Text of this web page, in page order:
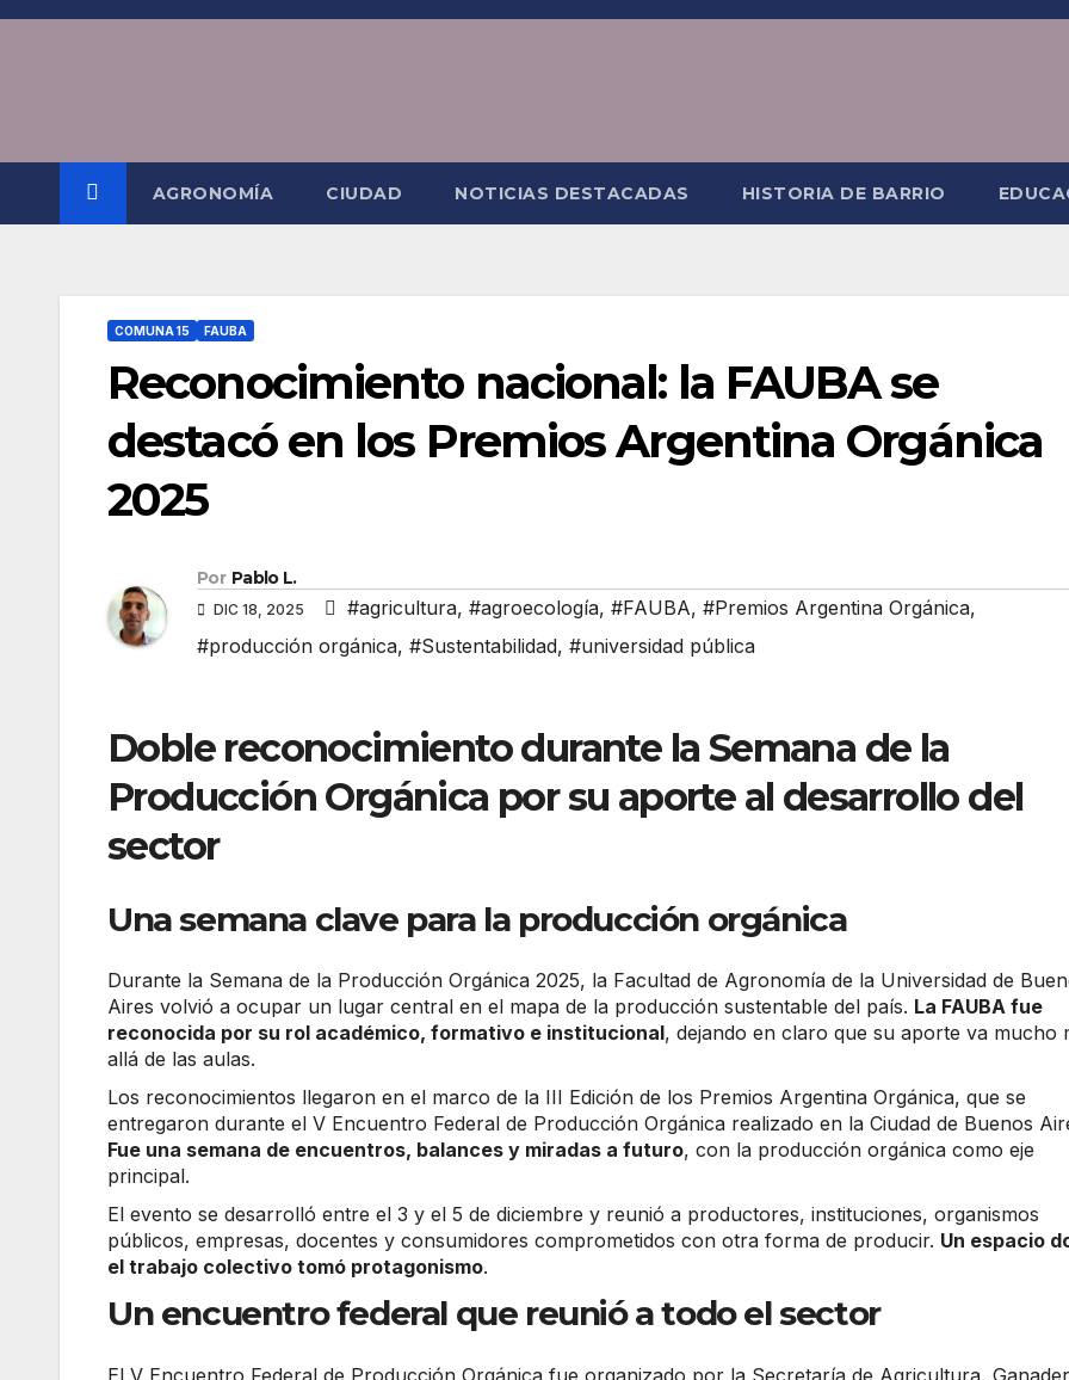
Saltar
AGRONOMÍA CIUDAD NOTICIAS DESTACADAS HISTORIA DE BARRIO
COMUNA 15 FAUBA
Reconocimiento nacional: la FAUBA se
destacó en los Premios Argentina Orgánica
2025
Por Pablo L.
DIC 18, 2025 #agricultura, #agroecología, #FAUBA, #Premios Argentina Orgánica,
#producción orgánica, #Sustentabilidad, #universidad pública
Doble reconocimiento durante la Semana de la
Producción Orgánica por su aporte al desarrollo del
sector
Una semana clave para la producción orgánica
Durante la Semana de la Producción Orgánica 2025, la Facultad de Agronomía de la Universidad de
Aires volvió a ocupar un lugar central en el mapa de la producción sustentable del país. La FAUBA fue
reconocida por su rol académico, formativo e institucional, dejando en claro que su aporte va mucho
allá de las aulas.
Los reconocimientos llegaron en el marco de la III Edición de los Premios Argentina Orgánica, que se
entregaron durante el V Encuentro Federal de Producción Orgánica realizado en la Ciudad de Buenos
Fue una semana de encuentros, balances y miradas a futuro, con la producción orgánica como eje
principal.
El evento se desarrolló entre el 3 y el 5 de diciembre y reunió a productores, instituciones, organismos
públicos, empresas, docentes y consumidores comprometidos con otra forma de producir. Un espacio
el trabajo colectivo tomó protagonismo.
Un encuentro federal que reunió a todo el sector
El V Encuentro Federal de Producción Orgánica fue organizado por la Secretaría de Agricultura,